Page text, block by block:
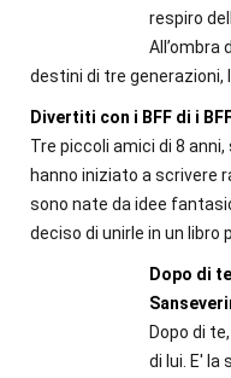
respiro
All’ombra
destini di tre generazioni, l...
Divertiti con i BFF di i
Tre piccoli amici di 8
hanno iniziato a scrivere
sono nate da idee
deciso di unirle in un libro
Dopo di
Dopo di
di lui. E' la